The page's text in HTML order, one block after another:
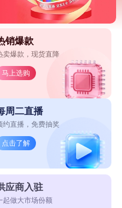
销爆款
卖爆款，现货直降
马上选购
周二直播
约直播，免费抽奖
点击了解
应商入驻
起做大市场份额